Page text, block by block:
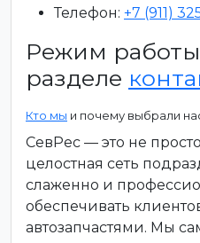
Телефон: +7 (911)
Режим работы
разделе
Кто мы и почему выбрали
СевРес — это не
целостная сеть
слаженно и
обеспечивать
автозапчастями. Мы